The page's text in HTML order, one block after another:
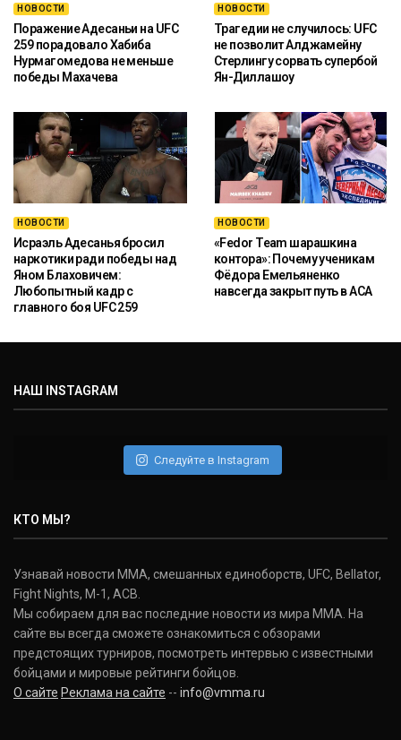
НОВОСТИ
Поражение Адесаньи на UFC
259 порадовало Хабиба
Нурмагомедова не меньше
победы Махачева
НОВОСТИ
Трагедии не случилось: UFC
не позволит Алджамейну
Стерлингу сорвать супербой
Ян-Диллашоу
НОВОСТИ
Исраэль Адесанья бросил
наркотики ради победы над
Яном Блаховичем:
Любопытный кадр с
главного боя UFC 259
НОВОСТИ
«Fedor Team шарашкина
контора»: Почему ученикам
Фёдора Емельяненко
навсегда закрыт путь в ACA
НАШ INSTAGRAM
Следуйте в Instagram
КТО МЫ?
Узнавай новости ММА, смешанных единоборств, UFC, Bellator,
Fight Nights, M-1, ACB.
Мы собираем для вас последние новости из мира ММА. На
сайте вы всегда сможете ознакомиться с обзорами
предстоящих турниров, посмотреть интервью с известными
бойцами и мировые рейтинги бойцов.
О сайте Реклама на сайте -- info@vmma.ru